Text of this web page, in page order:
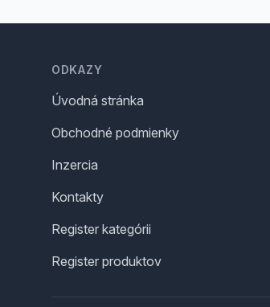
ODKAZY
Úvodná stránka
Obchodné podmienky
Inzercia
Kontakty
Register kategórii
Register produktov